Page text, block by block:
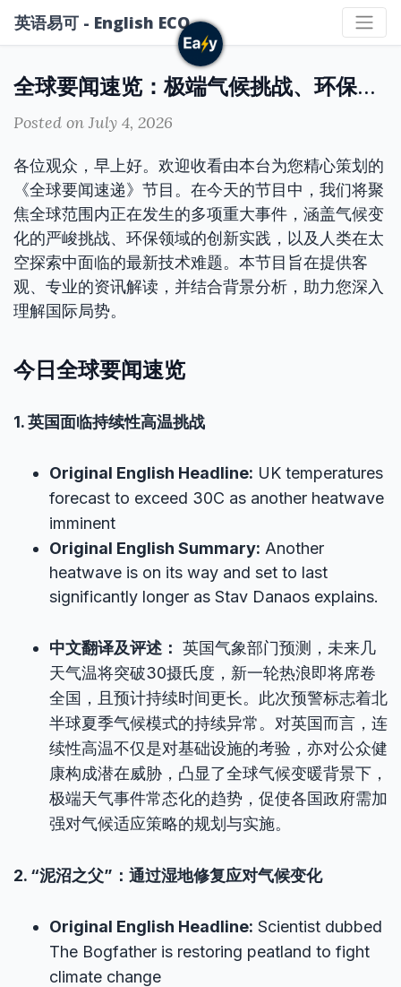
英语易可 - English ECO
全球要闻速览：极端气候挑战、环保创新与太空救援
Posted on July 4, 2026
各位观众，早上好。欢迎收看由本台为您精心策划的
《全球要闻速递》节目。在今天的节目中，我们将聚
焦全球范围内正在发生的多项重大事件，涵盖气候变
化的严峻挑战、环保领域的创新实践，以及人类在太
空探索中面临的最新技术难题。本节目旨在提供客
观、专业的资讯解读，并结合背景分析，助力您深入
理解国际局势。
今日全球要闻速览
1. 英国面临持续性高温挑战
Original English Headline: UK temperatures
forecast to exceed 30C as another heatwave
imminent
Original English Summary: Another
heatwave is on its way and set to last
significantly longer as Stav Danaos explains.
中文翻译及评述： 英国气象部门预测，未来几
天气温将突破30摄氏度，新一轮热浪即将席卷
全国，且预计持续时间更长。此次预警标志着北
半球夏季气候模式的持续异常。对英国而言，连
续性高温不仅是对基础设施的考验，亦对公众健
康构成潜在威胁，凸显了全球气候变暖背景下，
极端天气事件常态化的趋势，促使各国政府需加
强对气候适应策略的规划与实施。
2. “泥沼之父”：通过湿地修复应对气候变化
Original English Headline: Scientist dubbed
The Bogfather is restoring peatland to fight
climate change